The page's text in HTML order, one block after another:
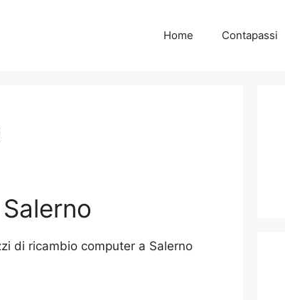
Home Contapassi
di ricambio computer a Salerno